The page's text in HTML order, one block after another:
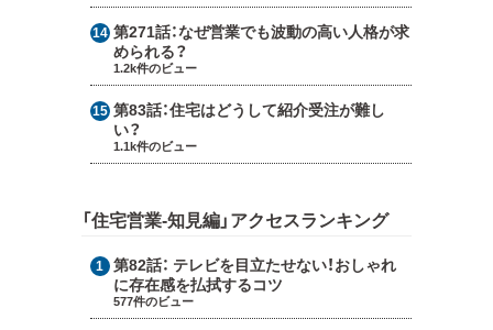
第271話：なぜ営業でも波動の高い人格が求
められる？
1.2k件のビュー
第83話：住宅はどうして紹介受注が難し
い？
1.1k件のビュー
「住宅営業-知見編」アクセスランキング
第82話： テレビを目立たせない！おしゃれ
に存在感を払拭するコツ
577件のビュー